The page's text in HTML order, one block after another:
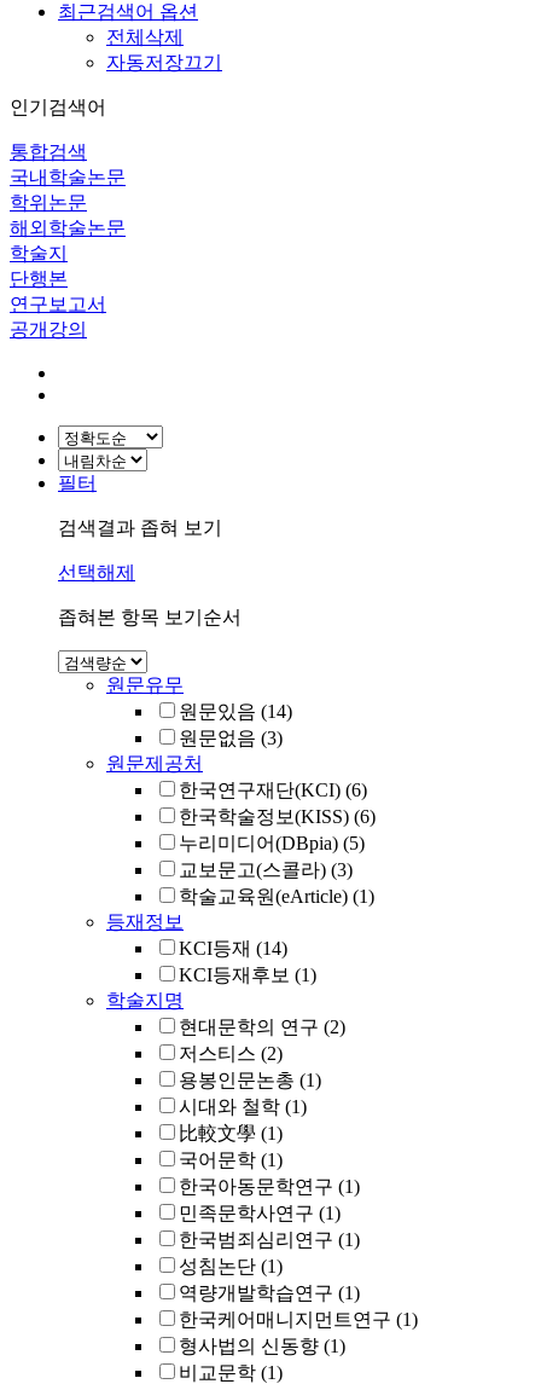
최근검색어 옵션
전체삭제
자동저장끄기
인기검색어
통합검색
국내학술논문
학위논문
해외학술논문
학술지
단행본
연구보고서
공개강의
필터
검색결과 좁혀 보기
선택해제
좁혀본 항목 보기순서
원문유무
원문있음 (14)
원문없음 (3)
원문제공처
한국연구재단(KCI) (6)
한국학술정보(KISS) (6)
누리미디어(DBpia) (5)
교보문고(스콜라) (3)
학술교육원(eArticle) (1)
등재정보
KCI등재 (14)
KCI등재후보 (1)
학술지명
현대문학의 연구 (2)
저스티스 (2)
용봉인문논총 (1)
시대와 철학 (1)
比較文學 (1)
국어문학 (1)
한국아동문학연구 (1)
민족문학사연구 (1)
한국범죄심리연구 (1)
성침논단 (1)
역량개발학습연구 (1)
한국케어매니지먼트연구 (1)
형사법의 신동향 (1)
비교문학 (1)